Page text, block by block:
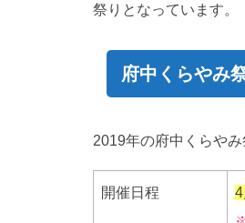
祭りとなっています。
府中くらやみ
2019年の府中くらや
開催日程